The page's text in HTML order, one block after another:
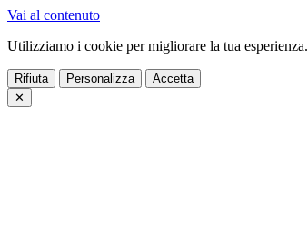
Vai al contenuto
Utilizziamo i cookie per migliorare la tua esperienza.
Rifiuta Personalizza
Accetta
✕